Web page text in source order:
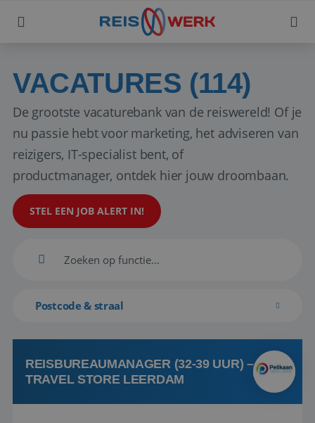
VACATURES (114)
De grootste vacaturebank van de reiswereld! Of je
nu passie hebt voor marketing, het adviseren van
reizigers, IT-specialist bent, of
productmanager, ontdek hier jouw droombaan.
STEL EEN JOB ALERT IN!
Postcode & straal
REISBUREAUMANAGER (32-39 UUR) –
TRAVEL STORE LEERDAM